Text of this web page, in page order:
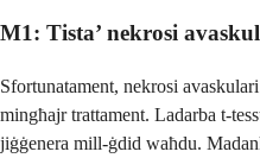
M1: Tista’ nekrosi
Sfortunatament, nekrosi
mingħajr trattament. Ladarba t-
jiġġenera mill-ġdid waħdu.